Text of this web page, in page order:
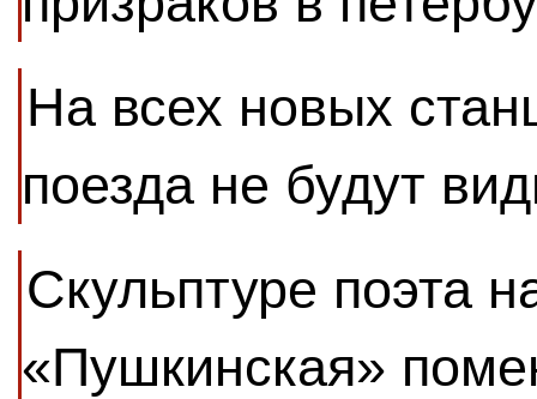
На всех новых
поезда не будут
Скульптуре поэта
«Пушкинская»